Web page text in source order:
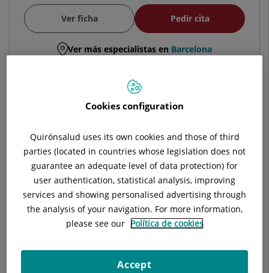
Ver ficha Pedir cita
Ver más especialistas en Barcelona
FACULTATIVO ESPECIALISTA NEUROLOGÍA
Neurología
Hospital Universitari Sagrat Cor
Ver ficha Pedir cita
Cookies configuration
Quirónsalud uses its own cookies and those of third
parties (located in countries whose legislation does not
guarantee an adequate level of data protection) for
user authentication, statistical analysis, improving
services and showing personalised advertising through
the analysis of your navigation. For more information,
please see our Política de cookies
Accept